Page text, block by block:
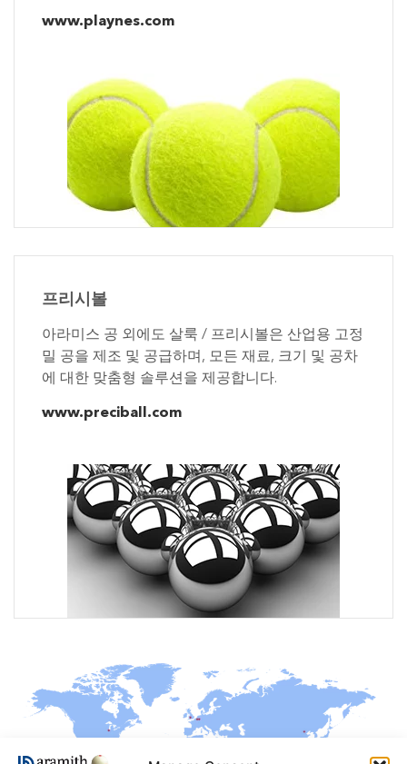
www.playnes.com
프리시볼
아라미스 공 외에도 살룩 / 프리시볼은 산업용 고정
밀 공을 제조 및 공급하며, 모든 재료, 크기 및 공차
에 대한 맞춤형 솔루션을 제공합니다.
www.preciball.com